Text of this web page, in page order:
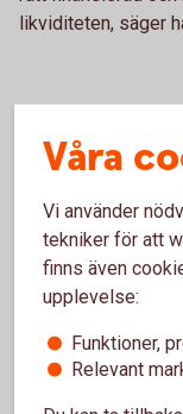
likviditeten, säger
David Kästel
Ladda ner
Våra
Vi använder
tekniker för att
finns även
upplevelse:
Funktioner,
Relevant